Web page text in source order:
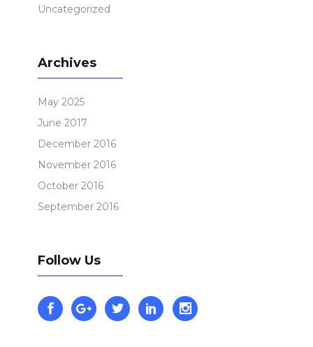
Uncategorized
Archives
May 2025
June 2017
December 2016
November 2016
October 2016
September 2016
Follow Us